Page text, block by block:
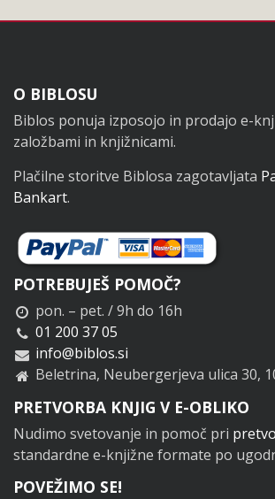
Noga
O BIBLOSU
Biblos ponuja izposojo in prodajo e-
založbami in knjižnicami.
Plačilne storitve Biblosa zagotavljata
Bankart.
POTREBUJEŠ POMOČ?
pon. – pet. / 9h do 16h
01 200 37 05
info@biblos.si
Beletrina, Neubergerjeva ulica 30,
PRETVORBA KNJIG V E-OBLIKO
Nudimo svetovanje in pomoč pri
standardne e-knjižne formate po
POVEŽIMO SE!